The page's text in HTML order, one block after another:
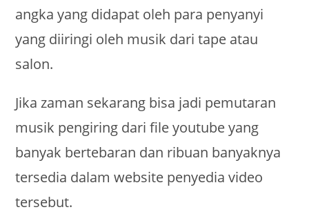
angka yang didapat oleh para penyanyi
yang diiringi oleh musik dari tape atau
salon.
Jika zaman sekarang bisa jadi pemutaran
musik pengiring dari file youtube yang
banyak bertebaran dan ribuan banyaknya
tersedia dalam website penyedia video
tersebut.